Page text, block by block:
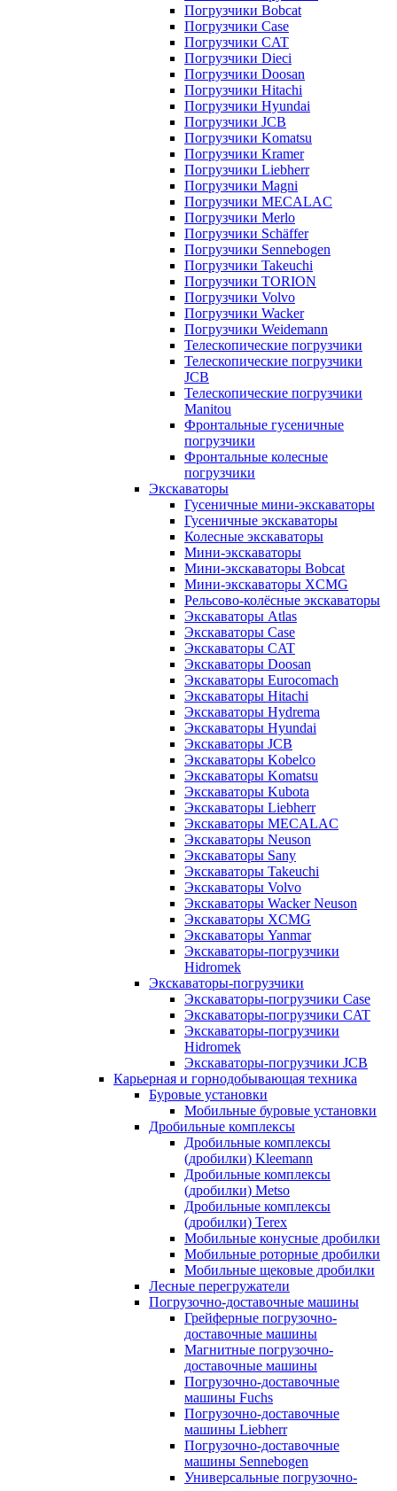
Погрузчики Bobcat
Погрузчики Case
Погрузчики CAT
Погрузчики Dieci
Погрузчики Doosan
Погрузчики Hitachi
Погрузчики Hyundai
Погрузчики JCB
Погрузчики Komatsu
Погрузчики Kramer
Погрузчики Liebherr
Погрузчики Magni
Погрузчики MECALAC
Погрузчики Merlo
Погрузчики Schäffer
Погрузчики Sennebogen
Погрузчики Takeuchi
Погрузчики TORION
Погрузчики Volvo
Погрузчики Wacker
Погрузчики Weidemann
Телескопические погрузчики
Телескопические погрузчики
JCB
Телескопические погрузчики
Manitou
Фронтальные гусеничные
погрузчики
Фронтальные колесные
погрузчики
Экскаваторы
Гусеничные мини-экскаваторы
Гусеничные экскаваторы
Колесные экскаваторы
Мини-экскаваторы
Мини-экскаваторы Bobcat
Мини-экскаваторы XCMG
Рельсово-колёсные экскаваторы
Экскаваторы Atlas
Экскаваторы Case
Экскаваторы CAT
Экскаваторы Doosan
Экскаваторы Eurocomach
Экскаваторы Hitachi
Экскаваторы Hydrema
Экскаваторы Hyundai
Экскаваторы JCB
Экскаваторы Kobelco
Экскаваторы Komatsu
Экскаваторы Kubota
Экскаваторы Liebherr
Экскаваторы MECALAC
Экскаваторы Neuson
Экскаваторы Sany
Экскаваторы Takeuchi
Экскаваторы Volvo
Экскаваторы Wacker Neuson
Экскаваторы XCMG
Экскаваторы Yanmar
Экскаваторы-погрузчики
Hidromek
Экскаваторы-погрузчики
Экскаваторы-погрузчики Case
Экскаваторы-погрузчики CAT
Экскаваторы-погрузчики
Hidromek
Экскаваторы-погрузчики JCB
Карьерная и горнодобывающая техника
Буровые установки
Мобильные буровые установки
Дробильные комплексы
Дробильные комплексы
(дробилки) Kleemann
Дробильные комплексы
(дробилки) Metso
Дробильные комплексы
(дробилки) Terex
Мобильные конусные дробилки
Мобильные роторные дробилки
Мобильные щековые дробилки
Лесные перегружатели
Погрузочно-доставочные машины
Грейферные погрузочно-
доставочные машины
Магнитные погрузочно-
доставочные машины
Погрузочно-доставочные
машины Fuchs
Погрузочно-доставочные
машины Liebherr
Погрузочно-доставочные
машины Sennebogen
Универсальные погрузочно-